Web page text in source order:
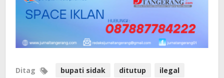
Ditag bupati sidak ditutup
ilegal